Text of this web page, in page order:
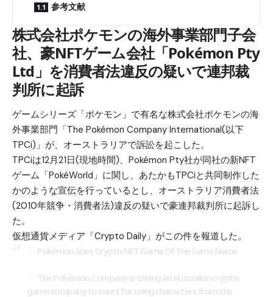
参考文献
株式会社ポケモンの海外事業部門子会
社、豪NFTゲーム会社「Pokémon Pty
Ltd」を消費者法違反の疑いで連邦裁
判所に起訴
ゲームシリーズ「ポケモン」で有名な株式会社ポケモンの海
外事業部門「The Pokémon Company International(以下
TPCi)」が、オーストラリアで訴訟を起こした。
TPCiは12月21日(現地時間)、Pokémon Pty社が同社の新NFT
ゲーム「PokéWorld」に関し、あたかもTPCiと共同制作した
かのような宣伝を行っているとし、オーストラリア消費者法
(2010年競争・消費者法)違反の疑いで豪連邦裁判所に起訴し
た。
仮想通貨メディア「Crypto Daily」がこの件を報道した。